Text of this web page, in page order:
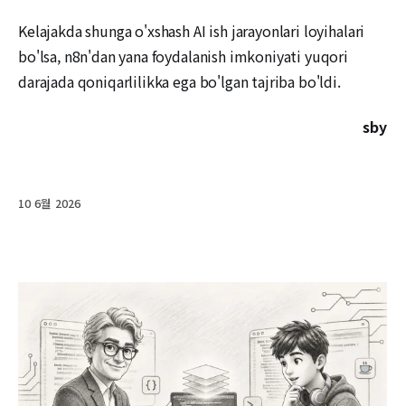
Kelajakda shunga o'xshash AI ish jarayonlari loyihalari
bo'lsa, n8n'dan yana foydalanish imkoniyati yuqori
darajada qoniqarlilikka ega bo'lgan tajriba bo'ldi.
sby
10 6월 2026